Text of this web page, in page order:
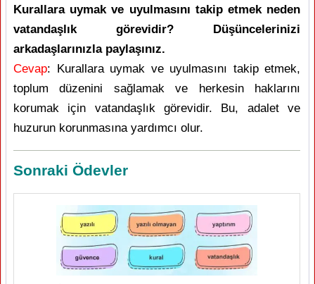
Kurallara uymak ve uyulmasını takip etmek neden
vatandaşlık görevidir? Düşüncelerinizi
arkadaşlarınızla paylaşınız.
Cevap: Kurallara uymak ve uyulmasını takip etmek,
toplum düzenini sağlamak ve herkesin haklarını
korumak için vatandaşlık görevidir. Bu, adalet ve
huzurun korunmasına yardımcı olur.
Sonraki Ödevler